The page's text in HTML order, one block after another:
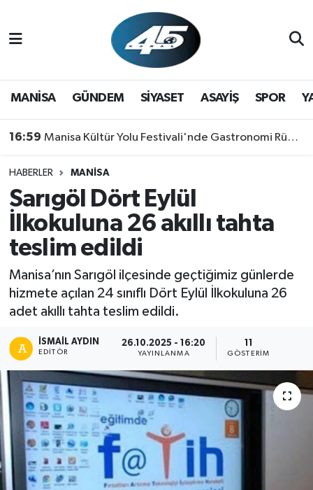
MANİSA GÜNDEM SİYASET ASAYİŞ SPOR
16:59 Manisa Kültür Yolu Festivali'nde Gastronomi Rüzgarı: Lezzetin Yıldızı "Manisa Kebabı" Oldu!
HABERLER MANİSA
Sarıgöl Dört Eylül
İlkokuluna 26 akıllı tahta
teslim edildi
Manisa’nın Sarıgöl ilçesinde geçtiğimiz günlerde
hizmete açılan 24 sınıflı Dört Eylül İlkokuluna 26
adet akıllı tahta teslim edildi.
İSMAIL AYDIN
EDITÖR
26.10.2025 - 16:20
YAYINLANMA GÖSTERIM
GÜNDEM
SPOR
YAŞAM
RESMİ REKLAM
Hava Durumu
Trafik Durumu
Son Dakika Haberleri
Haber Arşivi